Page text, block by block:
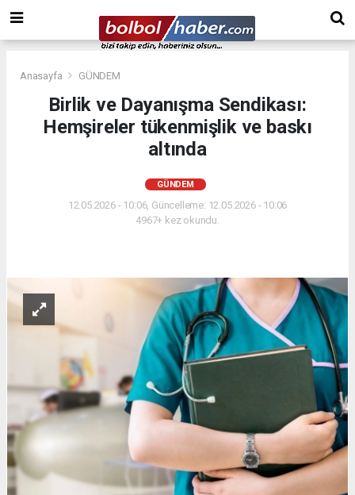
Anasayfa GÜNDEM
Birlik ve Dayanışma Sendikası:
Hemşireler tükenmişlik ve baskı
altında
GÜNDEM
12.05.2026 - 10:06, Güncelleme: 12.05.2026 - 10:06
4967+ kez okundu.